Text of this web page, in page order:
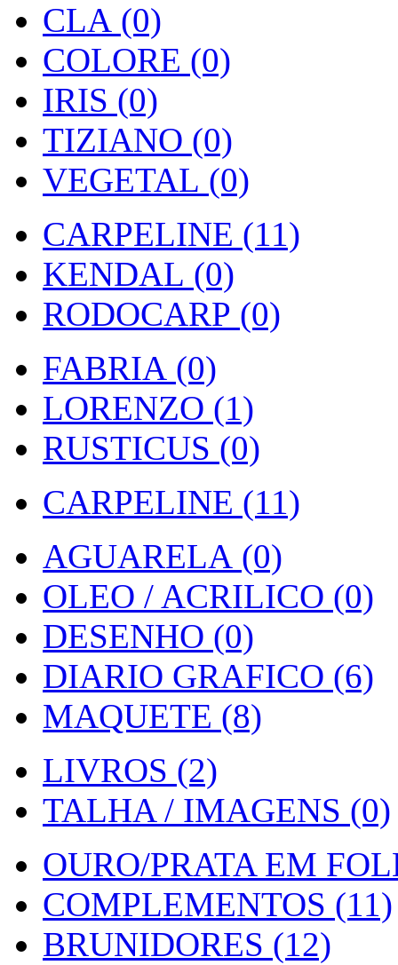
CLA (0)
COLORE (0)
IRIS (0)
TIZIANO (0)
VEGETAL (0)
CARPELINE (11)
KENDAL (0)
RODOCARP (0)
FABRIA (0)
LORENZO (1)
RUSTICUS (0)
CARPELINE (11)
AGUARELA (0)
OLEO / ACRILICO (0)
DESENHO (0)
DIARIO GRAFICO (6)
MAQUETE (8)
LIVROS (2)
TALHA / IMAGENS (0)
OURO/PRATA EM
COMPLEMENTOS (11)
BRUNIDORES (12)